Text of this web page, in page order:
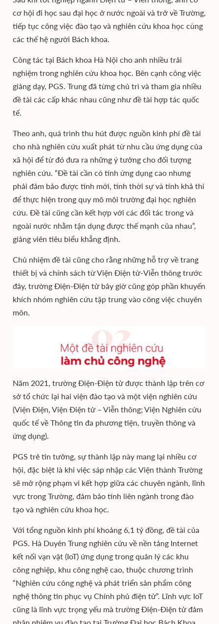
cơ hội đi học sau đại học ở nước ngoài và trở về Trường,
tiếp tục công việc đào tạo và nghiên cứu khoa học cùng
các thế hệ người Bách khoa.
Công tác tại Bách khoa Hà Nội cho anh nhiều trải
nghiệm trong nghiên cứu khoa học. Bên cạnh công việc
giảng dạy, PGS. Trung đã từng chủ trì và tham gia nhiều
đề tài các cấp khác nhau cũng như đề tài hợp tác quốc
tế.
Theo anh, quá trình thu hút được nguồn kinh phí đề tài
cho nhà nghiên cứu xuất phát từ nhu cầu ứng dụng của
xã hội để từ đó đưa ra những ý tưởng cho đối tượng
nghiên cứu. “Đề tài cần có tính ứng dụng cao nhưng
phải đảm bảo được tính mới, tính thời sự và tính khả thi
để thực hiện trong quy mô môi trường đại học nghiên
cứu. Đề tài cũng cần kết hợp với các đối tác trong và
ngoài nước nhằm tận dụng được thế mạnh của nhau”,
giảng viên tiêu biểu khẳng định.
Chủ nhiệm đề tài cũng cho rằng những hỗ trợ về trang
thiết bị và chính sách từ Viện Điện tử-Viễn thông trước
đây, trường Điện-Điện tử bây giờ cũng góp phần khuyến
khích nhóm nghiên cứu tập trung vào công việc chuyên
môn.
Năm 2021, trường Điện-Điện tử được thành lập trên cơ
sở tổ chức lại hai viện đào tạo và một viện nghiên cứu
(Viện Điện, Viện Điện tử – Viễn thông; Viện Nghiên cứu
quốc tế về Thông tin đa phương tiện, truyền thông và
ứng dụng).
PGS trẻ tin tưởng, sự thành lập này mang lại nhiều cơ
hội, đặc biệt là khi việc sáp nhập các Viện thành Trường
sẽ mở rộng phạm vi kết hợp giữa các chuyên ngành, lĩnh
vực trong Trường, đảm bảo tính liên ngành trong đào
tạo và nghiên cứu khoa học.
Với tổng nguồn kinh phí khoảng 6,1 tỷ đồng, đề tài của
PGS. Hà Duyên Trung nghiên cứu về nền tảng Internet
kết nối vạn vật (IoT) ứng dụng trong quản lý các khu
công nghiệp, khu công nghệ cao, thuộc chương trình
“Nghiên cứu công nghệ và phát triển sản phẩm công
nghệ thông tin phục vụ Chính phủ điện tử”. Lĩnh vực IoT
cũng là lĩnh vực trọng yếu mà trường Điện-Điện tử đảm